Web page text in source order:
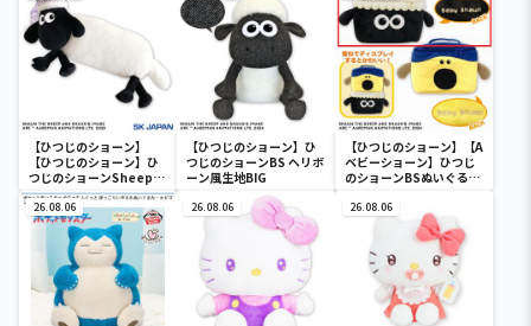
【ひつじのショーン】
【ひつじのショーン】ひ
つじのショーンSheep
Dreamsもこもこまくら
【ひつじのショーン】ひ
つじのショーンBS ヘリボ
ーン風生地BIG
【ひつじのショーン】【A
ベビーショーン】ひつじ
のショーンBSぬいぐるみ
26.08.06 26.08.06 26.08.06